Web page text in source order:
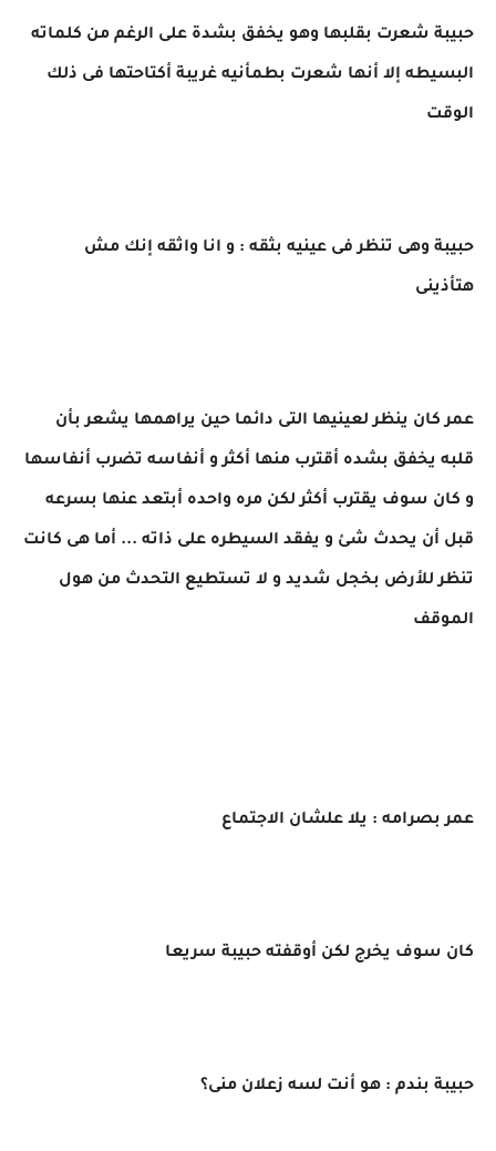
حبيبة شعرت بقلبها وهو يخفق بشدة على الرغم من كلماته
البسيطه إلا أنها شعرت بطمأنيه غريبة أكتاحتها فى ذلك
الوقت
حبيبة وهى تنظر فى عينيه بثقه : و انا واثقه إنك مش
هتأذينى
عمر كان ينظر لعينيها التى دائما حين يراهمها يشعر بأن
قلبه يخفق بشده أقترب منها أكثر و أنفاسه تضرب أنفاسها
و كان سوف يقترب أكثر لكن مره واحده أبتعد عنها بسرعه
قبل أن يحدث شئ و يفقد السيطره على ذاته ... أما هى كانت
تنظر للأرض بخجل شديد و لا تستطيع التحدث من هول
الموقف
عمر بصرامه : يلا علشان الاجتماع
كان سوف يخرج لكن أوقفته حبيبة سريعا
حبيبة بندم : هو أنت لسه زعلان منى؟